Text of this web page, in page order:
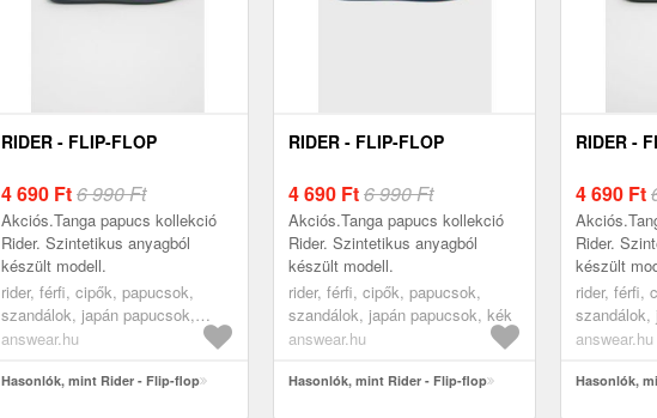
RIDER - FLIP-FLOP
4 690 Ft6 990 Ft
Akciós.Tanga papucs kollekció
Rider. Szintetikus anyagból
készült modell.
rider, férfi, cipők, papucsok,
szandálok, japán papucsok,
sötétkék
answear.hu
Hasonlók, mint Rider - Flip-flop
RIDER - FLIP-FLOP
4 690 Ft6 990 Ft
Akciós.Tanga papucs kollekció
Rider. Szintetikus anyagból
készült modell.
rider, férfi, cipők, papucsok,
szandálok, japán papucsok, kék
answear.hu
Hasonlók, mint Rider - Flip-flop
RIDER -
4 690 Ft
Rider.
készült
rider, férfi,
szandálok,
szürke
answear.hu
Hasonlók,